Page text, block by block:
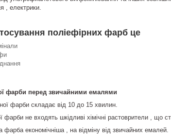
, електрики.
поліефірних фарб це
фарби перед звичайними емалями
фарби складає від 10 до 15 хвилин.
фарби не входять шкідливі хімічні растоврители , що
фарба економічніша , на відміну від звичайних емалей.